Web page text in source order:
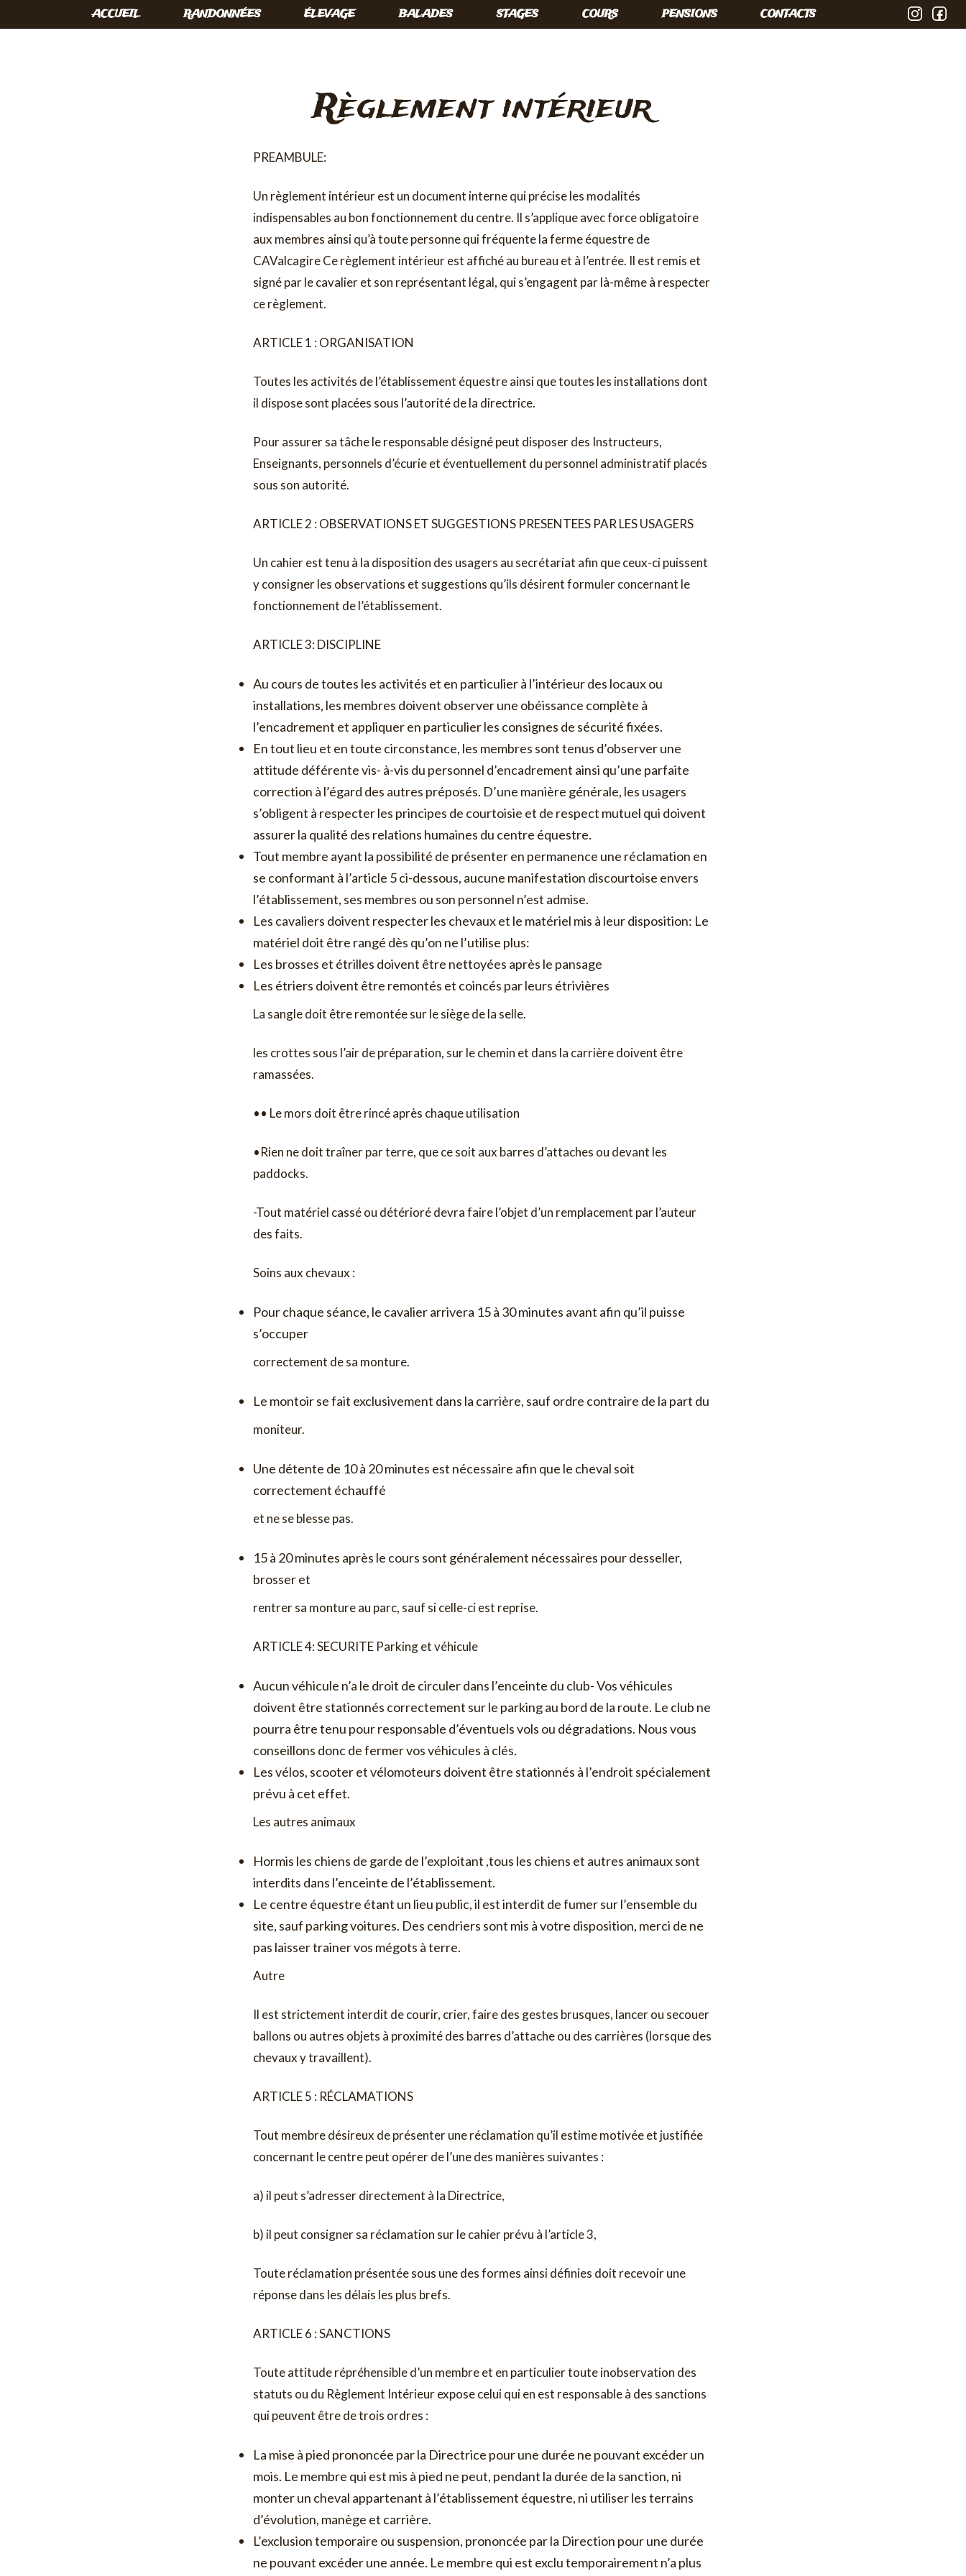
ACCUEIL RANDONNÉES ÉLEVAGE BALADES STAGES COURS PENSIONS CONTACTS
Règlement intérieur
PREAMBULE:
Un règlement intérieur est un document interne qui précise les modalités
indispensables au bon fonctionnement du centre. Il s’applique avec force obligatoire
aux membres ainsi qu’à toute personne qui fréquente la ferme équestre de
CAValcagire Ce règlement intérieur est affiché au bureau et à l’entrée. Il est remis et
signé par le cavalier et son représentant légal, qui s’engagent par là-même à respecter
ce règlement.
ARTICLE 1 : ORGANISATION
Toutes les activités de l’établissement équestre ainsi que toutes les installations dont
il dispose sont placées sous l’autorité de la directrice.
Pour assurer sa tâche le responsable désigné peut disposer des Instructeurs,
Enseignants, personnels d’écurie et éventuellement du personnel administratif placés
sous son autorité.
ARTICLE 2 : OBSERVATIONS ET SUGGESTIONS PRESENTEES PAR LES USAGERS
Un cahier est tenu à la disposition des usagers au secrétariat afin que ceux-ci puissent
y consigner les observations et suggestions qu’ils désirent formuler concernant le
fonctionnement de l’établissement.
ARTICLE 3: DISCIPLINE
Au cours de toutes les activités et en particulier à l’intérieur des locaux ou
installations, les membres doivent observer une obéissance complète à
l’encadrement et appliquer en particulier les consignes de sécurité fixées.
En tout lieu et en toute circonstance, les membres sont tenus d’observer une
attitude déférente vis- à-vis du personnel d’encadrement ainsi qu’une parfaite
correction à l’égard des autres préposés. D’une manière générale, les usagers
s’obligent à respecter les principes de courtoisie et de respect mutuel qui doivent
assurer la qualité des relations humaines du centre équestre.
Tout membre ayant la possibilité de présenter en permanence une réclamation en
se conformant à l’article 5 ci-dessous, aucune manifestation discourtoise envers
l’établissement, ses membres ou son personnel n’est admise.
Les cavaliers doivent respecter les chevaux et le matériel mis à leur disposition: Le
matériel doit être rangé dès qu’on ne l’utilise plus:
Les brosses et étrilles doivent être nettoyées après le pansage
Les étriers doivent être remontés et coincés par leurs étrivières
La sangle doit être remontée sur le siège de la selle.
les crottes sous l’air de préparation, sur le chemin et dans la carrière doivent être
ramassées.
•• Le mors doit être rincé après chaque utilisation
•Rien ne doit traîner par terre, que ce soit aux barres d’attaches ou devant les
paddocks.
-Tout matériel cassé ou détérioré devra faire l’objet d’un remplacement par l’auteur
des faits.
Soins aux chevaux :
Pour chaque séance, le cavalier arrivera 15 à 30 minutes avant afin qu’il puisse
s’occuper
correctement de sa monture.
Le montoir se fait exclusivement dans la carrière, sauf ordre contraire de la part du
moniteur.
Une détente de 10 à 20 minutes est nécessaire afin que le cheval soit
correctement échauffé
et ne se blesse pas.
15 à 20 minutes après le cours sont généralement nécessaires pour desseller,
brosser et
rentrer sa monture au parc, sauf si celle-ci est reprise.
ARTICLE 4: SECURITE Parking et véhicule
Aucun véhicule n’a le droit de circuler dans l’enceinte du club- Vos véhicules
doivent être stationnés correctement sur le parking au bord de la route. Le club ne
pourra être tenu pour responsable d’éventuels vols ou dégradations. Nous vous
conseillons donc de fermer vos véhicules à clés.
Les vélos, scooter et vélomoteurs doivent être stationnés à l’endroit spécialement
prévu à cet effet.
Les autres animaux
Hormis les chiens de garde de l’exploitant ,tous les chiens et autres animaux sont
interdits dans l’enceinte de l’établissement.
Le centre équestre étant un lieu public, il est interdit de fumer sur l’ensemble du
site, sauf parking voitures. Des cendriers sont mis à votre disposition, merci de ne
pas laisser trainer vos mégots à terre.
Autre
Il est strictement interdit de courir, crier, faire des gestes brusques, lancer ou secouer
ballons ou autres objets à proximité des barres d’attache ou des carrières (lorsque des
chevaux y travaillent).
ARTICLE 5 : RÉCLAMATIONS
Tout membre désireux de présenter une réclamation qu’il estime motivée et justifiée
concernant le centre peut opérer de l’une des manières suivantes :
a) il peut s’adresser directement à la Directrice,
b) il peut consigner sa réclamation sur le cahier prévu à l’article 3,
Toute réclamation présentée sous une des formes ainsi définies doit recevoir une
réponse dans les délais les plus brefs.
ARTICLE 6 : SANCTIONS
Toute attitude répréhensible d’un membre et en particulier toute inobservation des
statuts ou du Règlement Intérieur expose celui qui en est responsable à des sanctions
qui peuvent être de trois ordres :
La mise à pied prononcée par la Directrice pour une durée ne pouvant excéder un
mois. Le membre qui est mis à pied ne peut, pendant la durée de la sanction, ni
monter un cheval appartenant à l’établissement équestre, ni utiliser les terrains
d’évolution, manège et carrière.
L’exclusion temporaire ou suspension, prononcée par la Direction pour une durée
ne pouvant excéder une année. Le membre qui est exclu temporairement n’a plus